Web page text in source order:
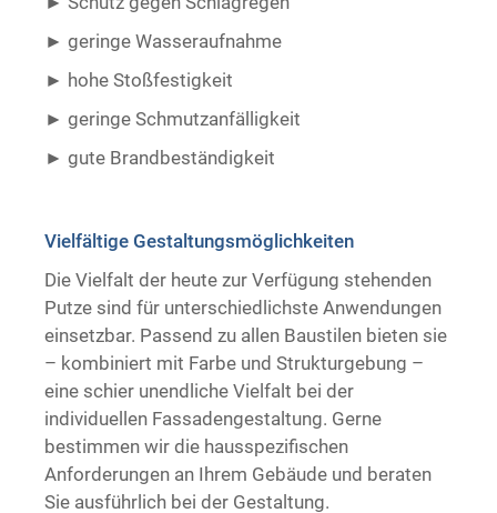
geringe Wasseraufnahme
hohe Stoßfestigkeit
geringe Schmutzanfälligkeit
gute Brandbeständigkeit ​ ​
Vielfältige Gestaltungsmöglichkeiten
Die Vielfalt der heute zur Verfügung stehenden
Putze sind für unterschiedlichste Anwendungen
einsetzbar. Passend zu allen Baustilen bieten sie
– kombiniert mit Farbe und Strukturgebung –
eine schier unendliche Vielfalt bei der
individuellen Fassadengestaltung. Gerne
bestimmen wir die hausspezifischen
Anforderungen an Ihrem Gebäude und beraten
Sie ausführlich bei der Gestaltung.